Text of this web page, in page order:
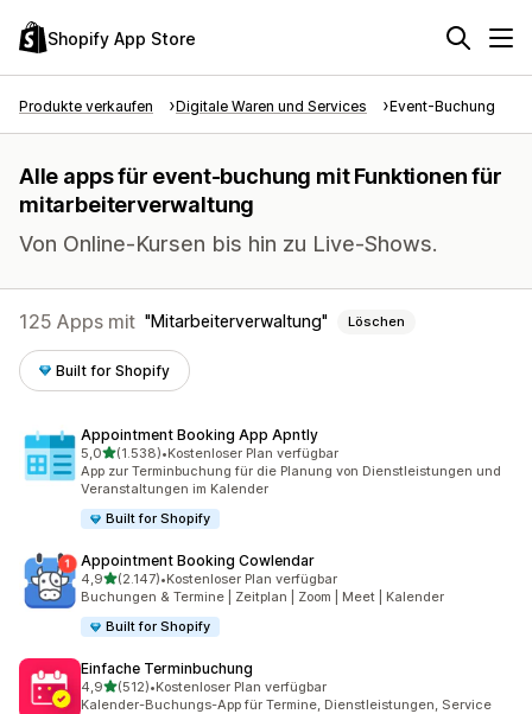
Shopify App Store
Produkte verkaufen Digitale Waren und Services Event-Buchung
Alle apps für event-buchung mit Funktionen für
mitarbeiterverwaltung
Von Online-Kursen bis hin zu Live-Shows.
125 Apps mit Mitarbeiterverwaltung Löschen
Built for Shopify
Appointment Booking App Apntly
5,0von 5 Sternen
(1.538)
1538 Rezensionen insgesamt
•Kostenloser Plan verfügbar
App zur Terminbuchung für die Planung von Dienstleistungen und
Veranstaltungen im Kalender
Built for Shopify
Appointment Booking Cowlendar
4,9von 5 Sternen
(2.147)
2147 Rezensionen insgesamt
•Kostenloser Plan verfügbar
Buchungen & Termine | Zeitplan | Zoom | Meet | Kalender
Built for Shopify
Einfache Terminbuchung
4,9von 5 Sternen
(512)
512 Rezensionen insgesamt
•Kostenloser Plan verfügbar
Kalender-Buchungs-App für Termine, Dienstleistungen, Service